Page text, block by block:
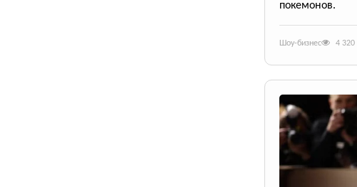
покемонов.
Шоу-бизнес 4 320